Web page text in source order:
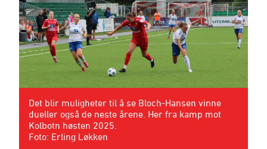
Det blir muligheter til å se Bloch-Hansen vinne
dueller også de neste årene. Her fra kamp mot
Kolbotn høsten 2025.
Foto: Erling Løkken